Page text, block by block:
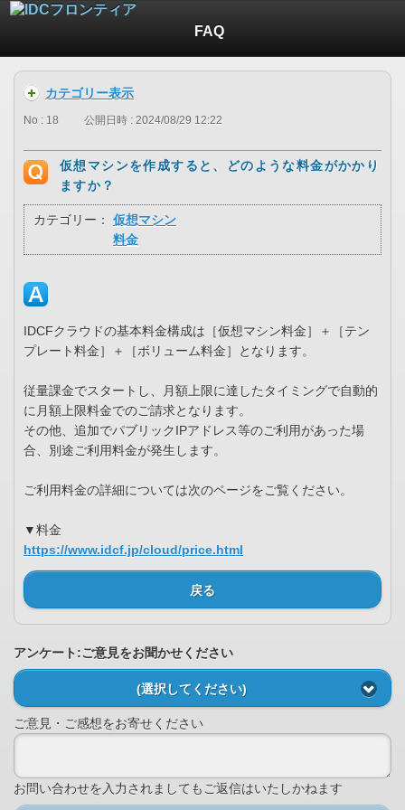
FAQ
カテゴリー表示
No : 18 公開日時 : 2024/08/29 12:22
仮想マシンを作成すると、どのような料金がかかり
ますか？
カテゴリー：
仮想マシン
料金
IDCFクラウドの基本料金構成は［仮想マシン料金］＋［テン
プレート料金］＋［ボリューム料金］となります。
従量課金でスタートし、月額上限に達したタイミングで自動的
に月額上限料金でのご請求となります。
その他、追加でパブリックIPアドレス等のご利用があった場
合、別途ご利用料金が発生します。
ご利用料金の詳細については次のページをご覧ください。
▼料金
https://www.idcf.jp/cloud/price.html
戻る
アンケート:ご意見をお聞かせください
(選択してください)
ご意見・ご感想をお寄せください
お問い合わせを入力されましてもご返信はいたしかねます